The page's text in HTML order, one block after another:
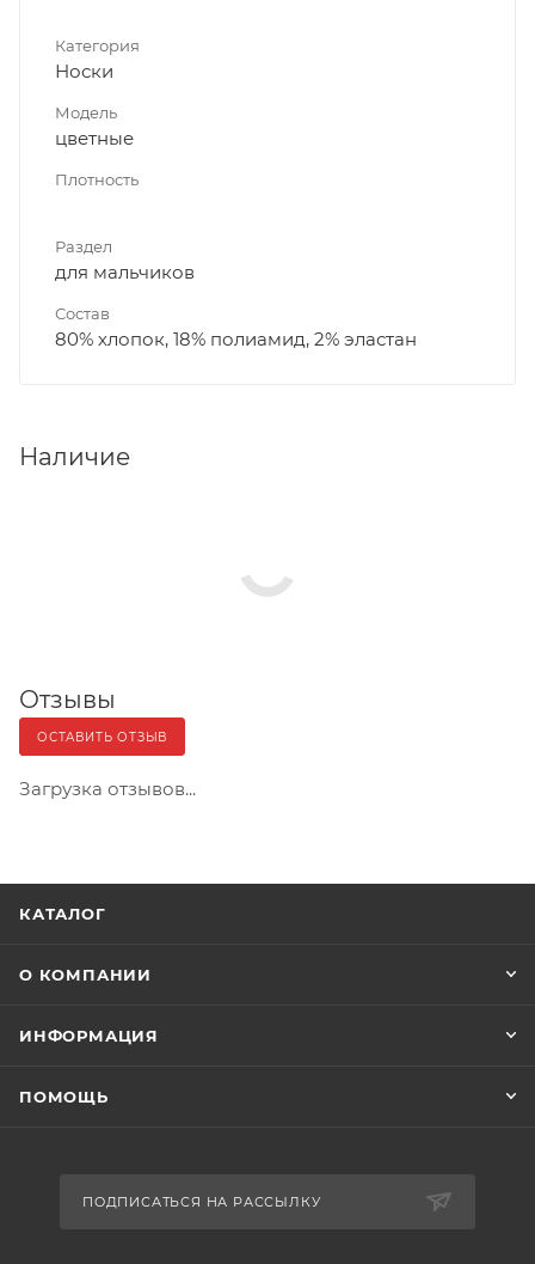
Категория
Носки
Модель
цветные
Плотность
Раздел
для мальчиков
Состав
80% хлопок, 18% полиамид, 2% эластан
Наличие
Отзывы
ОСТАВИТЬ ОТЗЫВ
Загрузка отзывов...
КАТАЛОГ
О КОМПАНИИ
ИНФОРМАЦИЯ
ПОМОЩЬ
ПОДПИСАТЬСЯ НА РАССЫЛКУ